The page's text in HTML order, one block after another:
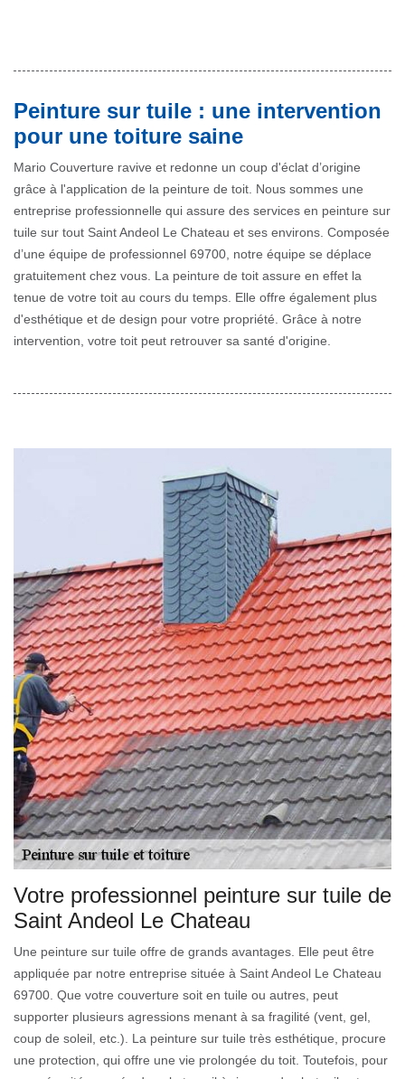
Peinture sur tuile : une intervention
pour une toiture saine
Mario Couverture ravive et redonne un coup d'éclat d’origine
grâce à l'application de la peinture de toit. Nous sommes une
entreprise professionnelle qui assure des services en peinture sur
tuile sur tout Saint Andeol Le Chateau et ses environs. Composée
d’une équipe de professionnel 69700, notre équipe se déplace
gratuitement chez vous. La peinture de toit assure en effet la
tenue de votre toit au cours du temps. Elle offre également plus
d'esthétique et de design pour votre propriété. Grâce à notre
intervention, votre toit peut retrouver sa santé d'origine.
Votre professionnel peinture sur tuile de
Saint Andeol Le Chateau
Une peinture sur tuile offre de grands avantages. Elle peut être
appliquée par notre entreprise située à Saint Andeol Le Chateau
69700. Que votre couverture soit en tuile ou autres, peut
supporter plusieurs agressions menant à sa fragilité (vent, gel,
coup de soleil, etc.). La peinture sur tuile très esthétique, procure
une protection, qui offre une vie prolongée du toit. Toutefois, pour